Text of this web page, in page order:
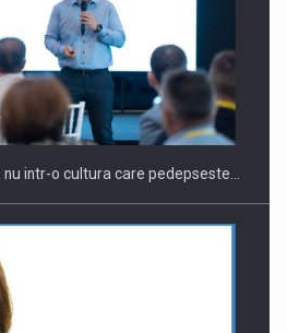
RETHINK STRATEGY-Finantare
intr-o cultura care pedepseste…